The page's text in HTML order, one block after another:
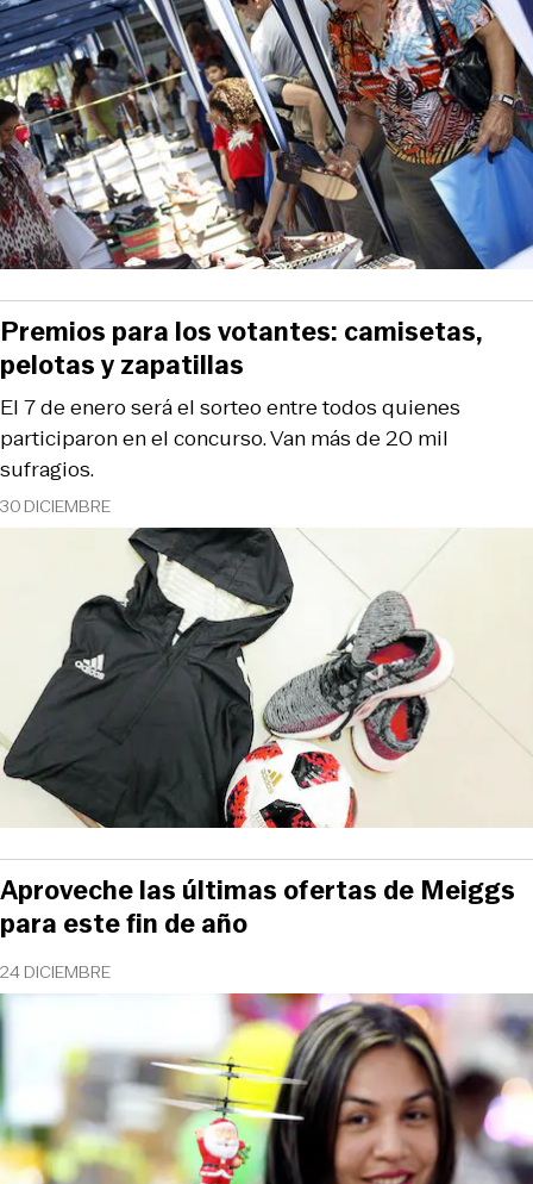
30 DICIEMBRE
El 7 de enero será el sorteo entre todos quienes
participaron en el concurso. Van más de 20 mil
sufragios.
Premios para los votantes: camisetas,
pelotas y zapatillas
24 DICIEMBRE
Aproveche las últimas ofertas de Meiggs
para este fin de año